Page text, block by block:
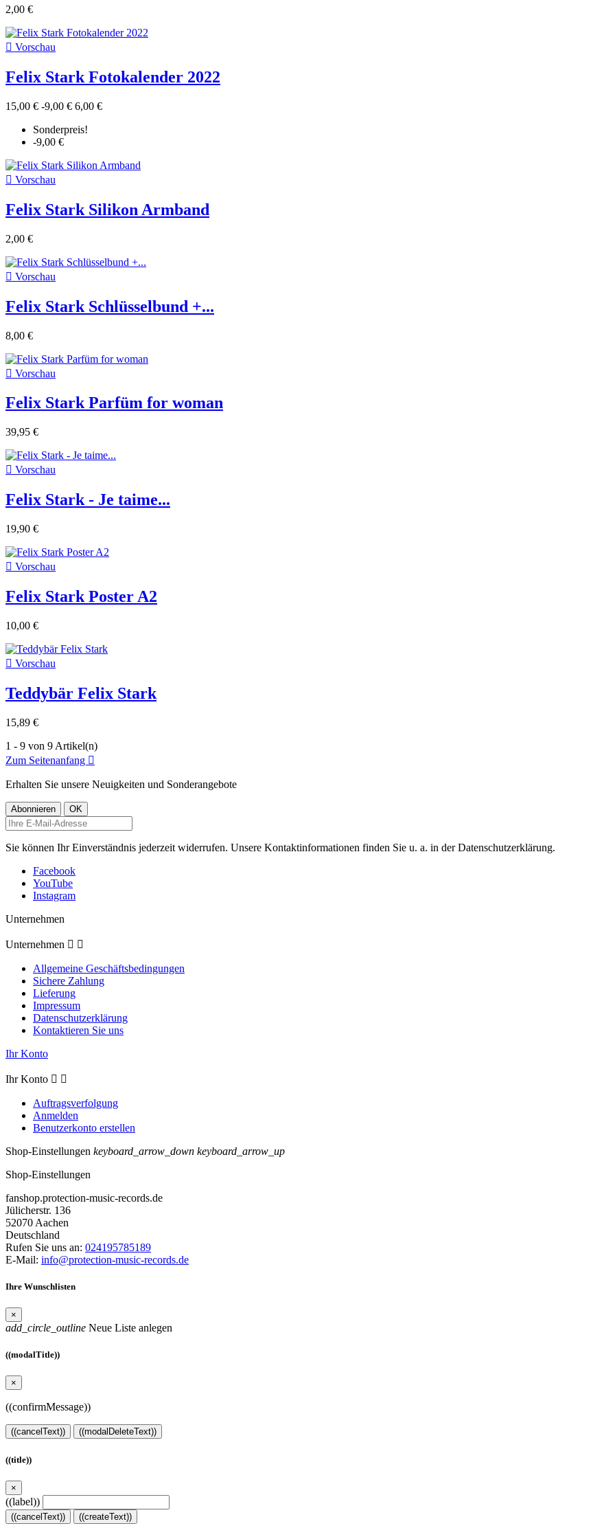
2,00 €
 Vorschau
Felix Stark Fotokalender 2022
15,00 € -9,00 € 6,00 €
Sonderpreis!
-9,00 €
 Vorschau
Felix Stark Silikon Armband
2,00 €
 Vorschau
Felix Stark Schlüsselbund +...
8,00 €
 Vorschau
Felix Stark Parfüm for woman
39,95 €
 Vorschau
Felix Stark - Je taime...
19,90 €
 Vorschau
Felix Stark Poster A2
10,00 €
 Vorschau
Teddybär Felix Stark
15,89 €
1 - 9 von 9 Artikel(n)
Zum Seitenanfang 
Erhalten Sie unsere Neuigkeiten und Sonderangebote
Sie können Ihr Einverständnis jederzeit widerrufen. Unsere Kontaktinformationen finden Sie u. a. in der Datenschutzerklärung.
Facebook
YouTube
Instagram
Unternehmen
Unternehmen  
Allgemeine Geschäftsbedingungen
Sichere Zahlung
Lieferung
Impressum
Datenschutzerklärung
Kontaktieren Sie uns
Ihr Konto
Ihr Konto  
Auftragsverfolgung
Anmelden
Benutzerkonto erstellen
Shop-Einstellungen keyboard_arrow_down keyboard_arrow_up
Shop-Einstellungen
fanshop.protection-music-records.de
Jülicherstr. 136
52070 Aachen
Deutschland
Rufen Sie uns an: 024195785189
E-Mail: info@protection-music-records.de
Ihre Wunschlisten
×
add_circle_outline Neue Liste anlegen
((modalTitle))
×
((confirmMessage))
((cancelText)) ((modalDeleteText))
((title))
×
((label))
((cancelText)) ((createText))